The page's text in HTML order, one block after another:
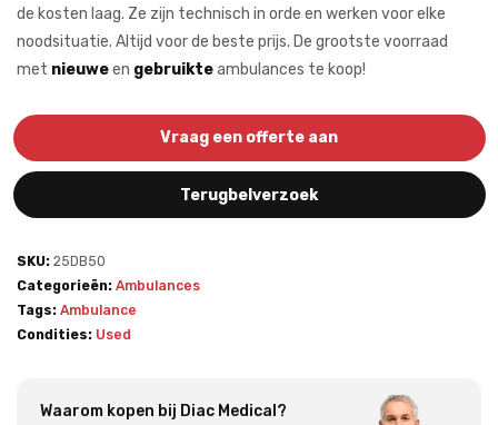
de kosten laag. Ze zijn technisch in orde en werken voor elke
noodsituatie. Altijd voor de beste prijs. De grootste voorraad
met nieuween gebruikteambulances te koop!
Vraag een offerte aan
Terugbelverzoek
SKU: 25DB50
Categorieën: Ambulances
Tags: Ambulance
Condities: Used
Waarom kopen bij Diac Medical?